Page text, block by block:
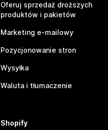
Oferuj sprzedaż droższych
produktów i pakietów
Marketing e-mailowy
Pozycjonowanie stron
Wysyłka
Waluta i tłumaczenie
Shopify